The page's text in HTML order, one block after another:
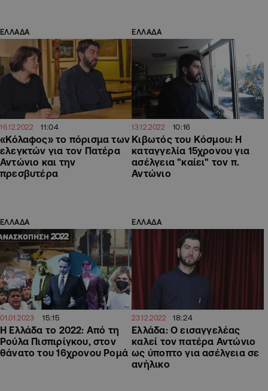
ΕΛΛΑΔΑ
16.12.2022 11:04
«Κόλαφος» το πόρισμα των
ελεγκτών για τον Πατέρα
Αντώνιο και την
πρεσβυτέρα
ΕΛΛΑΔΑ
13.12.2022 10:16
Κιβωτός του Κόσμου: Η
καταγγελία 15χρονου για
ασέλγεια "καίει" τον π.
Αντώνιο
ΕΛΛΑΔΑ
01.01.2023 15:15
Η Ελλάδα το 2022: Από τη
Ρούλα Πισπιρίγκου, στον
θάνατο του 16χρονου Ρομά
ΕΛΛΑΔΑ
23.12.2022 18:24
Ελλάδα: Ο εισαγγελέας
καλεί τον πατέρα Αντώνιο
ως ύποπτο για ασέλγεια σε
ανήλικο